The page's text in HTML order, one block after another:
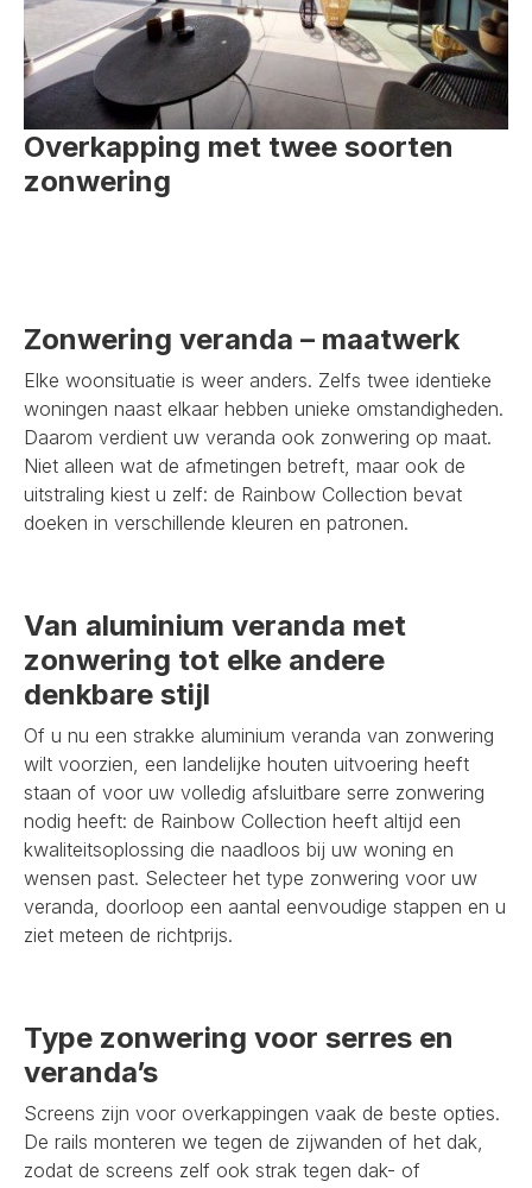
Overkapping met twee soorten
zonwering
Zonwering veranda – maatwerk
Elke woonsituatie is weer anders. Zelfs twee identieke
woningen naast elkaar hebben unieke omstandigheden.
Daarom verdient uw veranda ook zonwering op maat.
Niet alleen wat de afmetingen betreft, maar ook de
uitstraling kiest u zelf: de Rainbow Collection bevat
doeken in verschillende kleuren en patronen.
Van aluminium veranda met
zonwering tot elke andere
denkbare stijl
Of u nu een strakke aluminium veranda van zonwering
wilt voorzien, een landelijke houten uitvoering heeft
staan of voor uw volledig afsluitbare serre zonwering
nodig heeft: de Rainbow Collection heeft altijd een
kwaliteitsoplossing die naadloos bij uw woning en
wensen past. Selecteer het type zonwering voor uw
veranda, doorloop een aantal eenvoudige stappen en u
ziet meteen de richtprijs.
Type zonwering voor serres en
veranda’s
Screens zijn voor overkappingen vaak de beste opties.
De rails monteren we tegen de zijwanden of het dak,
zodat de screens zelf ook strak tegen dak- of